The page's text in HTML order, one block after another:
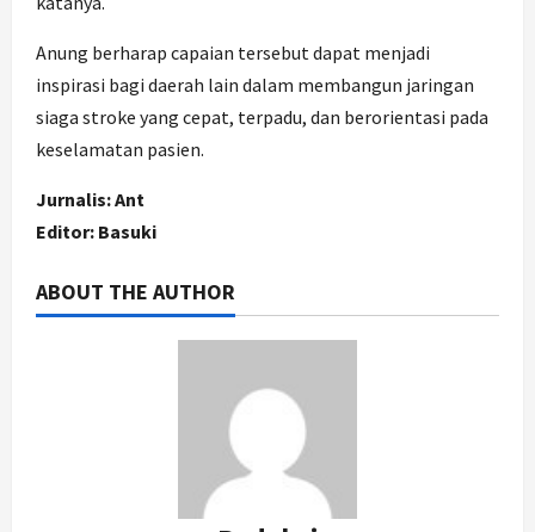
Anung berharap capaian tersebut dapat menjadi
inspirasi bagi daerah lain dalam membangun jaringan
siaga stroke yang cepat, terpadu, dan berorientasi pada
keselamatan pasien.
Jurnalis: Ant
Editor: Basuki
ABOUT THE AUTHOR